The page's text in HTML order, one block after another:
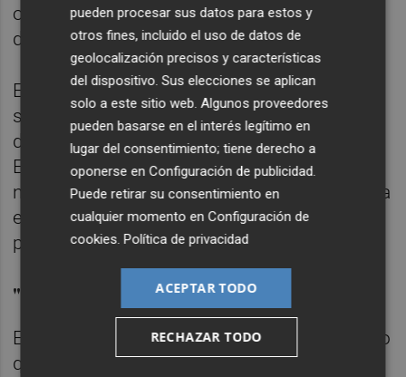
octubre y esperan tener aprobado alrededor
de marzo del año próximo.
En cuanto al programa de prevención de
suicidio, Pérez ha destacado que el
documento base lo redactará la Sociedad
Española de Suicidología antes de
noviembre. "Siempre vamos a basarnos en la
evidencia científica y no en ocurrencias
personales", ha aseverado.
"Exige evidencia científica"
En cuanto al ámbito educativo, ha destacado
que la prevención con un programa de
pueden procesar sus datos para estos y
otros fines, incluido el uso de datos de
geolocalización precisos y características
del dispositivo. Sus elecciones se aplican
solo a este sitio web. Algunos proveedores
pueden basarse en el interés legítimo en
lugar del consentimiento; tiene derecho a
oponerse enConfiguración de publicidad.
Puede retirar su consentimiento en
cualquier momento enConfiguración de
cookies.Política de privacidad
ACEPTAR TODO
RECHAZAR TODO